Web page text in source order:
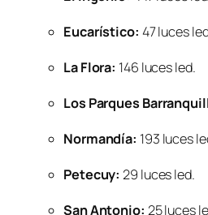
Eucarístico: 47 luces
La Flora: 146 luces led.
Los Parques
Normandía: 193 luces
Petecuy: 29 luces led.
San Antonio: 25 luces